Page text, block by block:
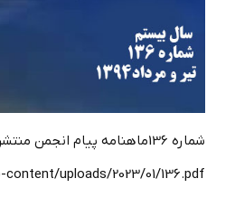
شماره 136ماهنامه پیام انجمن منتشر شد.
uploads/2023/01/136.pdf